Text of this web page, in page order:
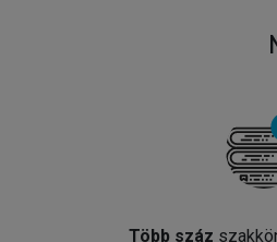
Több száz